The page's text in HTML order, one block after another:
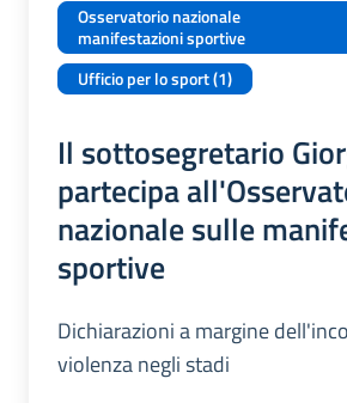
Osservatorio nazionale
manifestazioni sportive
Ufficio per lo sport (1)
Il sottosegretario
partecipa
nazionale sulle
sportive
Dichiarazioni a margine
violenza negli stadi